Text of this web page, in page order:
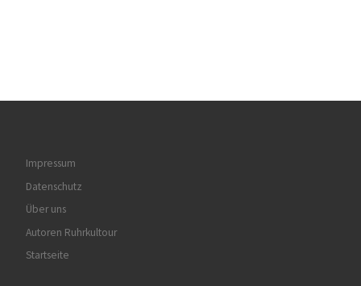
Impressum
Datenschutz
Über uns
Autoren Ruhrkultour
Startseite